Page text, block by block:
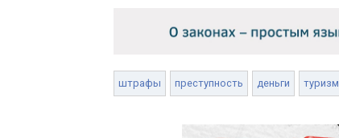
штрафы преступность деньги туризм